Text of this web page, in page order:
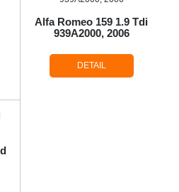
Alfa Romeo 159 1.9 Tdi
939A2000, 2006
DETAIL